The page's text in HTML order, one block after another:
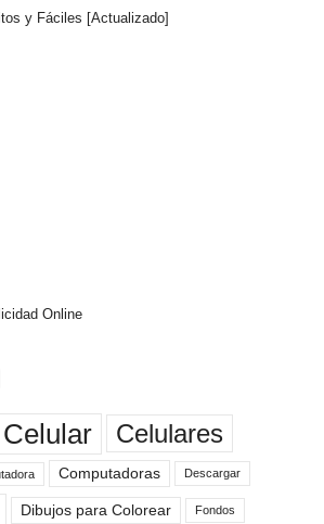
y Fáciles [Actualizado]
Online
Celular Celulares
Computadoras Descargar
Dibujos para Colorear Fondos